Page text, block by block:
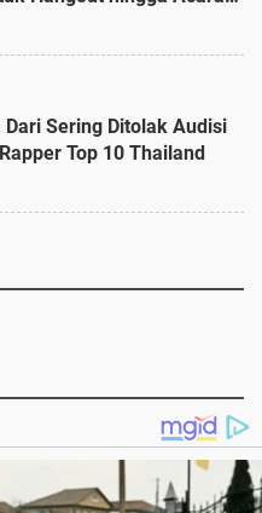
Sering Ditolak Audisi
Top 10 Thailand